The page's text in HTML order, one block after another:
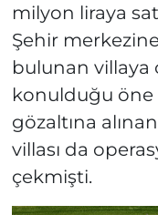
milyon liraya
Şehir
bulunan villaya
konulduğu öne
gözaltına
villası da
çekmişti.